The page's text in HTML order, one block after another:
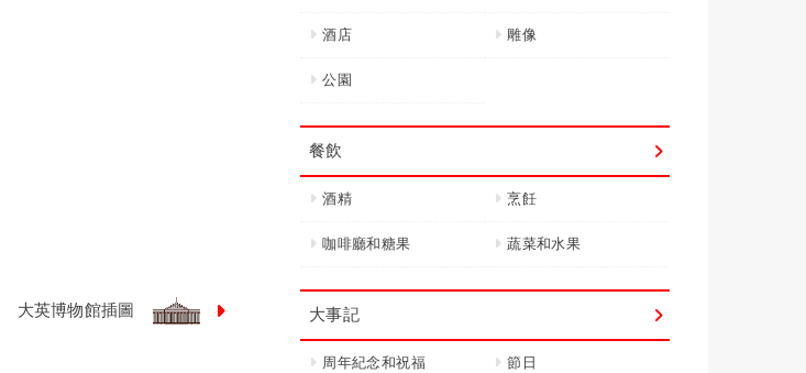
大英博物館插圖
酒店 雕像
公園
餐飲
酒精 烹飪
咖啡廳和糖果 蔬菜和水果
大事記
周年紀念和祝福 節日